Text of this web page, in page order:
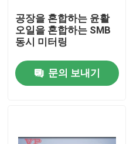
우리에 대하여
공장 여행
연락주세요
공장을 혼합하는 윤활
오일을 혼합하는 SMB
동시 미터링
문의 보내기